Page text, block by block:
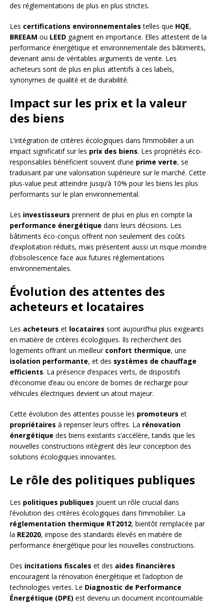
des réglementations de plus en plus strictes.
Les certifications environnementales telles que HQE,
BREEAM ou LEED gagnent en importance. Elles attestent de la
performance énergétique et environnementale des bâtiments,
devenant ainsi de véritables arguments de vente. Les
acheteurs sont de plus en plus attentifs à ces labels,
synonymes de qualité et de durabilité.
Impact sur les prix et la valeur
des biens
L’intégration de critères écologiques dans l’immobilier a un
impact significatif sur les prix des biens. Les propriétés éco-
responsables bénéficient souvent d’une prime verte, se
traduisant par une valorisation supérieure sur le marché. Cette
plus-value peut atteindre jusqu’à 10% pour les biens les plus
performants sur le plan environnemental.
Les investisseurs prennent de plus en plus en compte la
performance énergétique dans leurs décisions. Les
bâtiments éco-conçus offrent non seulement des coûts
d’exploitation réduits, mais présentent aussi un risque moindre
d’obsolescence face aux futures réglementations
environnementales.
Évolution des attentes des
acheteurs et locataires
Les acheteurs et locataires sont aujourd’hui plus exigeants
en matière de critères écologiques. Ils recherchent des
logements offrant un meilleur confort thermique, une
isolation performante, et des systèmes de chauffage
efficients. La présence d’espaces verts, de dispositifs
d’économie d’eau ou encore de bornes de recharge pour
véhicules électriques devient un atout majeur.
Cette évolution des attentes pousse les promoteurs et
propriétaires à repenser leurs offres. La rénovation
énergétique des biens existants s’accélère, tandis que les
nouvelles constructions intègrent dès leur conception des
solutions écologiques innovantes.
Le rôle des politiques publiques
Les politiques publiques jouent un rôle crucial dans
l’évolution des critères écologiques dans l’immobilier. La
réglementation thermique RT2012, bientôt remplacée par
la RE2020, impose des standards élevés en matière de
performance énergétique pour les nouvelles constructions.
Des incitations fiscales et des aides financières
encouragent la rénovation énergétique et l’adoption de
technologies vertes. Le Diagnostic de Performance
Énergétique (DPE) est devenu un document incontournable